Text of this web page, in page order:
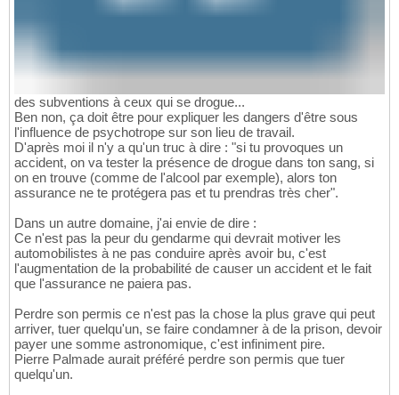
des subventions à ceux qui se drogue...
Ben non, ça doit être pour expliquer les dangers d'être sous
l'influence de psychotrope sur son lieu de travail.
D'après moi il n'y a qu'un truc à dire : "si tu provoques un
accident, on va tester la présence de drogue dans ton sang, si
on en trouve (comme de l'alcool par exemple), alors ton
assurance ne te protégera pas et tu prendras très cher".
Dans un autre domaine, j'ai envie de dire :
Ce n'est pas la peur du gendarme qui devrait motiver les
automobilistes à ne pas conduire après avoir bu, c'est
l'augmentation de la probabilité de causer un accident et le fait
que l'assurance ne paiera pas.
Perdre son permis ce n'est pas la chose la plus grave qui peut
arriver, tuer quelqu'un, se faire condamner à de la prison, devoir
payer une somme astronomique, c'est infiniment pire.
Pierre Palmade aurait préféré perdre son permis que tuer
quelqu'un.